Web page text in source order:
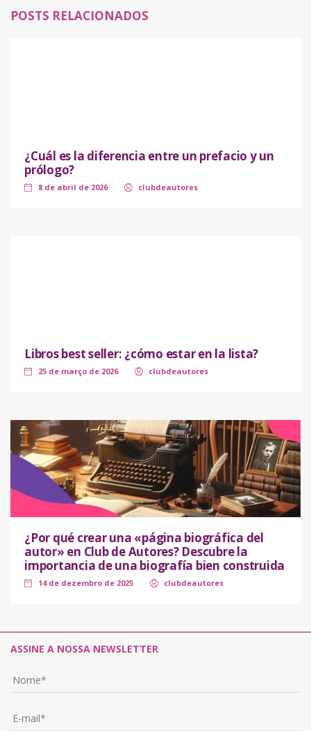
POSTS RELACIONADOS
¿Cuál es la diferencia entre un prefacio y un
prólogo?
8 de abril de 2026 clubdeautores
Libros best seller: ¿cómo estar en la lista?
25 de março de 2026 clubdeautores
¿Por qué crear una «página biográfica del
autor» en Club de Autores? Descubre la
importancia de una biografía bien construida
14 de dezembro de 2025 clubdeautores
ASSINE A NOSSA NEWSLETTER